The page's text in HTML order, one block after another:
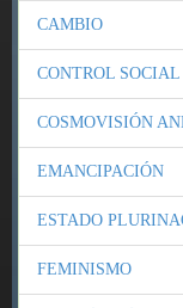
CAMBIO
CONTROL SOCIAL
COSMOVISIÓN
EMANCIPACIÓN
ESTADO
FEMINISMO